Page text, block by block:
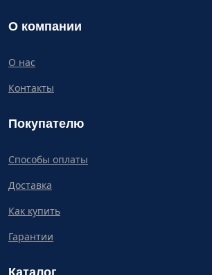
О компании
О нас
Контакты
Покупателю
Способы оплаты
Доставка
Как купить
Гарантии
Каталог